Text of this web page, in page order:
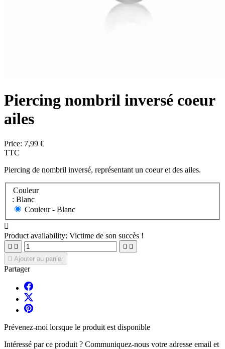
Piercing nombril inversé coeur
ailes
Price: 7,99 €
TTC
Piercing de nombril inversé, représentant un coeur et des ailes.
Couleur
: Blanc
Couleur - Blanc

Product availability: Victime de son succès !
   
 Ajouter au panier
Partager
Prévenez-moi lorsque le produit est disponible
Intéressé par ce produit ? Communiquez-nous votre adresse email et